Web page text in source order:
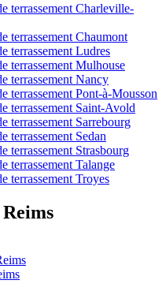
terrassement Charleville-
terrassement Chaumont
terrassement Ludres
terrassement Mulhouse
terrassement Nancy
terrassement Pont-à-Mousson
terrassement Saint-Avold
terrassement Sarrebourg
terrassement Sedan
terrassement Strasbourg
terrassement Talange
terrassement Troyes